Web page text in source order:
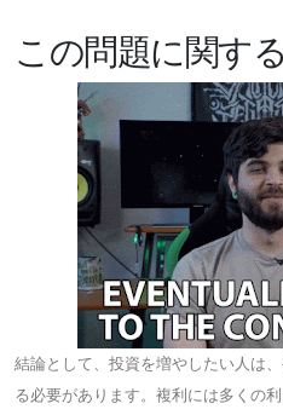
この問題に関す
結論として、投資を増やしたい人は
る必要があります。複利には多くの